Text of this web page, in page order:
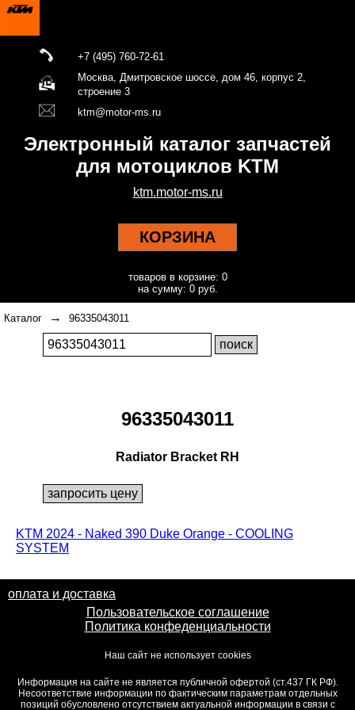
+7 (495) 760-72-61
Москва, Дмитровское шоссе, дом 46, корпус 2,
строение 3
ktm@motor-ms.ru
Электронный каталог запчастей
для мотоциклов KTM
ktm.motor-ms.ru
КОРЗИНА
товаров в корзине: 0
на сумму: 0 руб.
Каталог → 96335043011
96335043011
Radiator Bracket RH
KTM 2024 - Naked 390 Duke Orange - COOLING
SYSTEM
оплата и доставка
Пользовательское соглашение
Политика конфеденциальности
Наш сайт не использует cookies
Информация на сайте не является публичной офертой (ст.437 ГК РФ).
Несоответствие информации по фактическим параметрам отдельных
позиций обусловлено отсутствием актуальной информации в связи с